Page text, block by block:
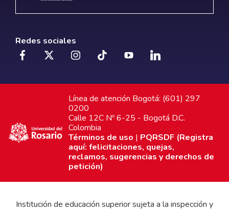
Redes sociales
Línea de atención Bogotá: (601) 297
0200
Calle 12C Nº 6-25 - Bogotá D.C.
Colombia
Términos de uso | PQRSDF (Registra
aquí: felicitaciones, quejas,
reclamos, sugerencias y derechos de
petición)
Institución de educación superior sujeta a la inspección y